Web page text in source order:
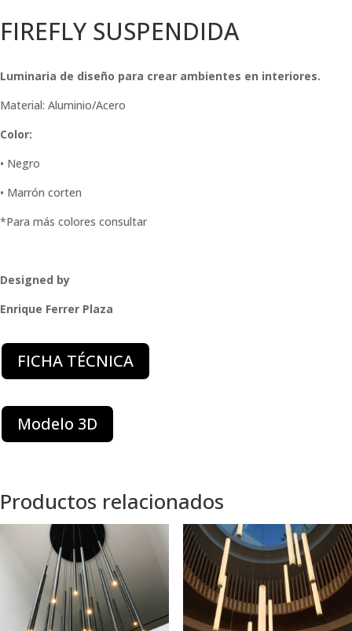
FIREFLY SUSPENDIDA
Luminaria de diseño para crear ambientes en interiores.
Material: Aluminio/Acero
Color:
• Negro
• Marrón corten
*Para más colores consultar
Designed by
Enrique Ferrer Plaza
FICHA TÉCNICA
Modelo 3D
Productos relacionados